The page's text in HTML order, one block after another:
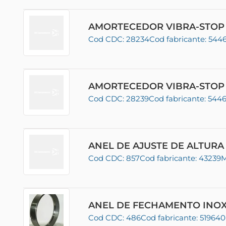
AMORTECEDOR VIBRA-
Cod CDC: 28234Cod fabricante:
AMORTECEDOR VIBRA-
Cod CDC: 28239Cod fabricante:
ANEL DE AJUSTE DE
Cod CDC: 857Cod fabricante: 43239
ANEL DE FECHAMENTO
Cod CDC: 486Cod fabricante: